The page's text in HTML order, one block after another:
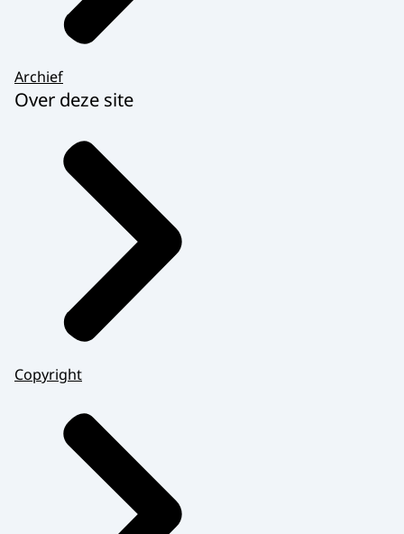
diversiteit op de werkvloer.
Mijn grootste uitdaging in de horeca was
het communiceren
met mijn andere collega's daar had ik
Ik heb geleerd om met mensen geduldig te
zijn, en als het even mogelijk is ze even
apart neem en dan de vraag stel.
Om de twee weken komt mijn jobcoach
Bert-Jan hiernaartoe.
En hij helpt mij met dingetjes, zodat Anna
verder kan, en niet de hele tijd naar het
kantoor hoeft te lopen.
Volgens mij komt hij eens in de twee weken.
van
hoe gaat het met je, en loopt het allemaal
goed?
Zijn er dingen waar je tegenaan loopt?
Archief
Over deze site
Copyright